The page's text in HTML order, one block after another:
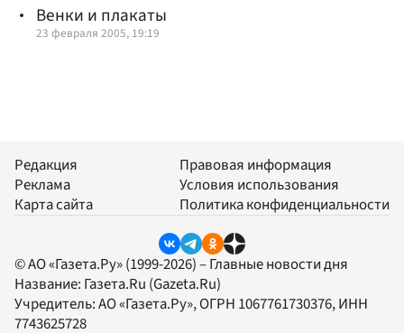
Венки и плакаты
23 февраля 2005, 19:19
Редакция
Реклама
Карта сайта
Правовая информация
Условия использования
Политика конфиденциальности
© АО «Газета.Ру» (1999-2026) – Главные новости дня
Название: Газета.Ru (Gazeta.Ru)
Учредитель:АО «Газета.Ру», ОГРН 1067761730376, ИНН
7743625728